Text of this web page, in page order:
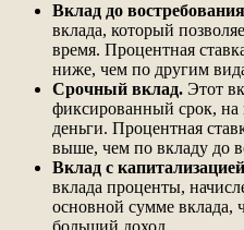
Вклад до
вклада, который
время. Процентная
ниже, чем по другим
Срочный вклад. Этот
фиксированный срок, на
деньги. Процентная
выше, чем по вкладу до
Вклад с
вклада проценты,
основной сумме вклада,